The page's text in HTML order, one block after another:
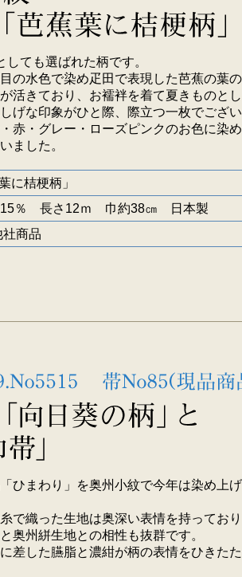
ても選ばれた柄です。
の水色で染め疋田で表現した芭蕉の葉
活きており、お襦袢を着て夏きものと
げな印象がひと際、際立つ一枚でござ
赤・グレー・ローズピンクのお色に染
ました。
に桔梗柄」
％ 長さ12ｍ 巾約38㎝ 日本製
商品
ひまわり」を奥州小紋で今年は染め上
で織った生地は奥深い表情を持っており
奥州絣生地との相性も抜群です。
差した臙脂と濃紺が柄の表情をひきた